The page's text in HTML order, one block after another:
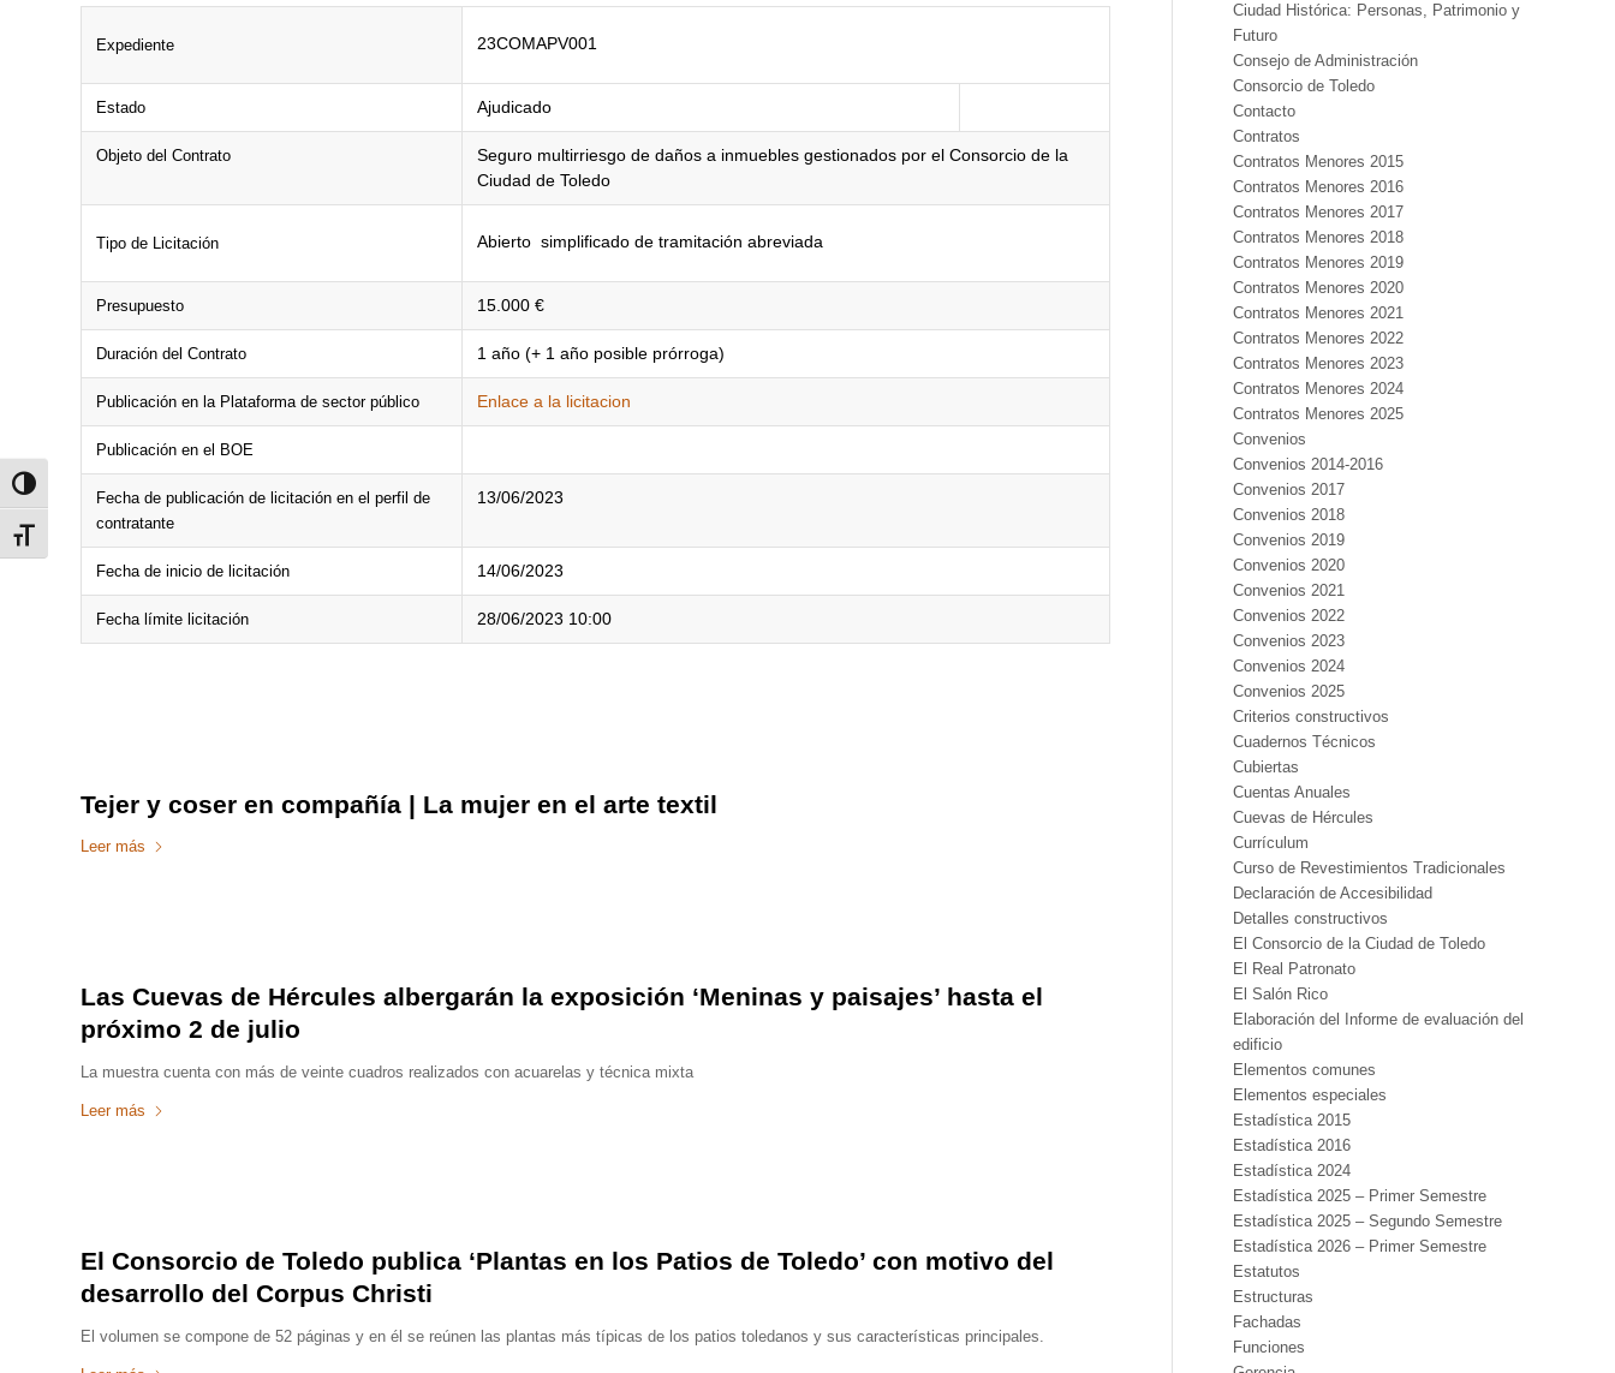
Alternar alto contraste
Alternar tamaño de letra
Expediente 23COMAPV001
Estado Ajudicado
Objeto del Contrato
Seguro multirriesgo de daños a inmuebles gestionados por el Consorcio de la
Ciudad de Toledo
Tipo de Licitación Abierto simplificado de tramitación abreviada
Presupuesto 15.000 €
Duración del Contrato 1 año (+ 1 año posible prórroga)
Publicación en la Plataforma de sector público Enlace a la licitacion
Publicación en el BOE
Fecha de publicación de licitación en el perfil de
contratante
13/06/2023
Fecha de inicio de licitación 14/06/2023
Fecha límite licitación 28/06/2023 10:00
Tejer y coser en compañía | La mujer en el arte textil
Leer más
Las Cuevas de Hércules albergarán la exposición ‘Meninas y paisajes’ hasta el
próximo 2 de julio
La muestra cuenta con más de veinte cuadros realizados con acuarelas y técnica mixta
Leer más
El Consorcio de Toledo publica ‘Plantas en los Patios de Toledo’ con motivo del
desarrollo del Corpus Christi
El volumen se compone de 52 páginas y en él se reúnen las plantas más típicas de los patios toledanos y sus características principales.
Ciudad Histórica: Personas, Patrimonio y
Futuro
Consejo de Administración
Consorcio de Toledo
Contacto
Contratos
Contratos Menores 2015
Contratos Menores 2016
Contratos Menores 2017
Contratos Menores 2018
Contratos Menores 2019
Contratos Menores 2020
Contratos Menores 2021
Contratos Menores 2022
Contratos Menores 2023
Contratos Menores 2024
Contratos Menores 2025
Convenios
Convenios 2014-2016
Convenios 2017
Convenios 2018
Convenios 2019
Convenios 2020
Convenios 2021
Convenios 2022
Convenios 2023
Convenios 2024
Convenios 2025
Criterios constructivos
Cuadernos Técnicos
Cubiertas
Cuentas Anuales
Cuevas de Hércules
Currículum
Curso de Revestimientos Tradicionales
Declaración de Accesibilidad
Detalles constructivos
El Consorcio de la Ciudad de Toledo
El Real Patronato
El Salón Rico
Elaboración del Informe de evaluación del
edificio
Elementos comunes
Elementos especiales
Estadística 2015
Estadística 2016
Estadística 2024
Estadística 2025 – Primer Semestre
Estadística 2025 – Segundo Semestre
Estadística 2026 – Primer Semestre
Estatutos
Estructuras
Fachadas
Funciones